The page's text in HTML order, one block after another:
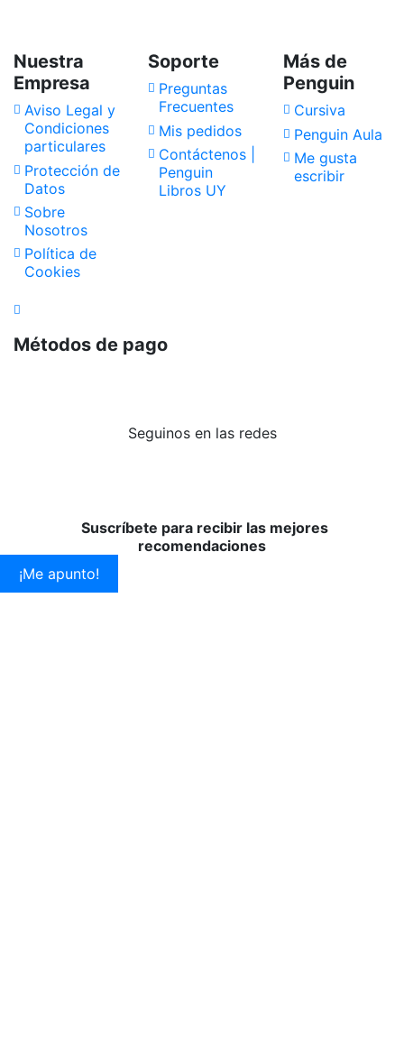
Nuestra
Empresa
Aviso Legal y
Condiciones
particulares
Protección de
Datos
Sobre
Nosotros
Política de
Cookies
Soporte
Preguntas
Frecuentes
Mis pedidos
Contáctenos |
Penguin
Libros UY
Más de
Penguin
Cursiva
Penguin Aula
Me gusta
escribir
Métodos de pago
Seguinos en las redes
Suscríbete para recibir las mejores
recomendaciones
¡Me apunto!